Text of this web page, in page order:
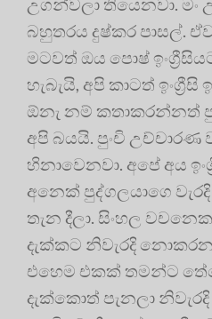
බහුතරය දුෂ්කර පාසල්.
මටවත් ඔය පොෂ්
හැබැයි, අපි කාටත්
ඕනැ නම් කතාකරන්නත්
අපි බයයි. පුංචි උච්චාරණ
හිනාවෙනවා. අපේ අය
අනෙක් පුද්ගලයාගෙ
තැන දීලා. සිංහල
දැක්කට නිවැරදි නොකරන
එහෙම එකක් තමන්ට
දැක්කොත් පැනලා